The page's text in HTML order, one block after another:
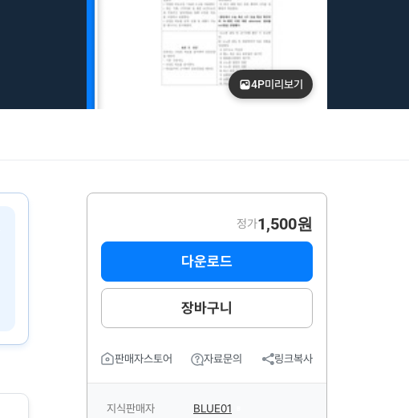
4P미리보기
정가1,500원
다운로드
장바구니
판매자스토어 자료문의 링크복사
지식판매자 BLUE01